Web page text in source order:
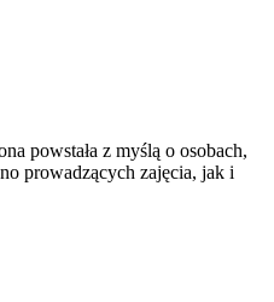
powstała z myślą o osobach,
prowadzących zajęcia, jak i